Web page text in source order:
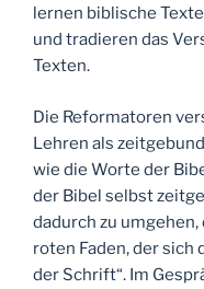
lernen biblische
und tradieren das
Texten.
Die Reformatoren
Lehren als
wie die Worte der
der Bibel selbst
dadurch zu umgehen,
roten Faden, der sich
der Schrift“. Im